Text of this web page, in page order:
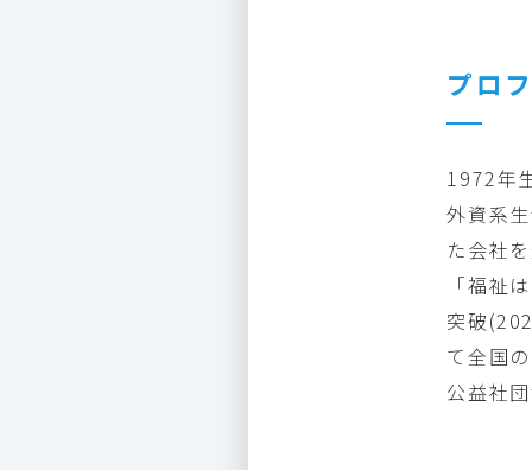
プロ
1972年
外資系
た会社
「福祉
突破
て全国
公益社